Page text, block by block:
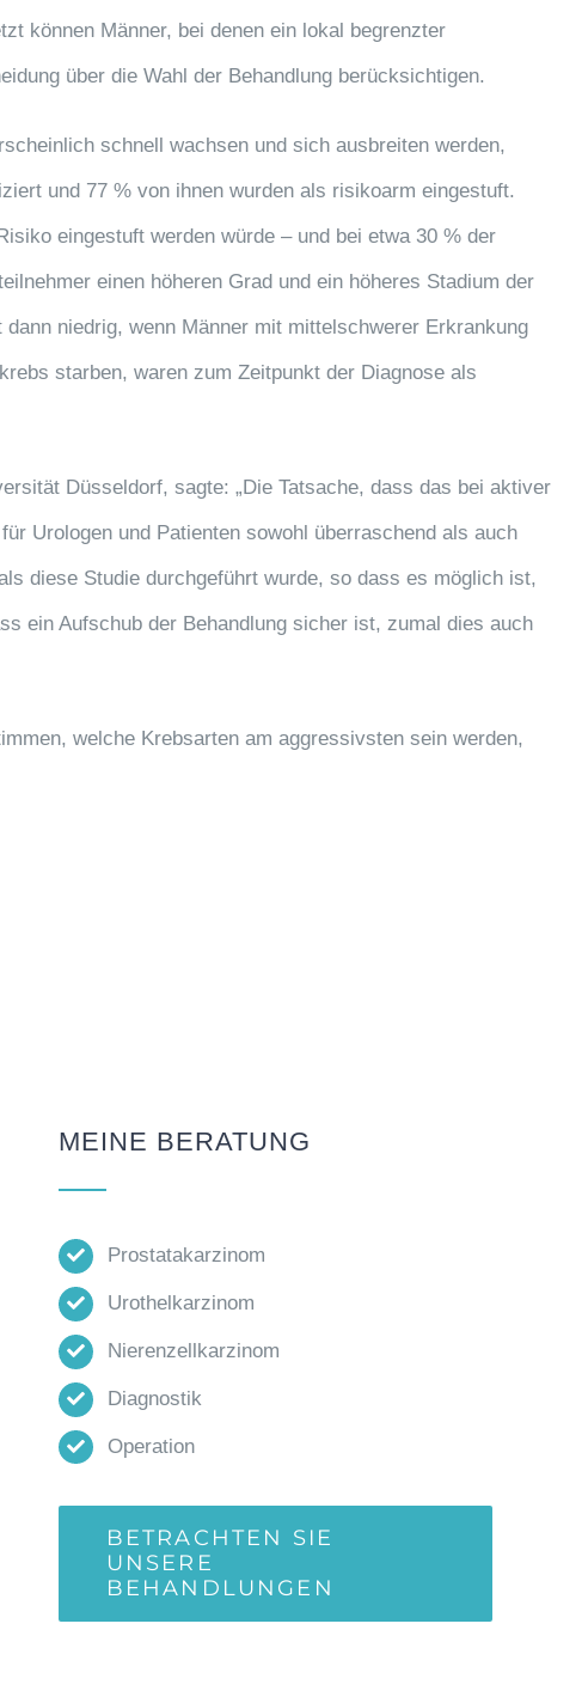
können Männer, bei denen ein lokal begrenzter
über die Wahl der Behandlung berücksichtigen.
schnell wachsen und sich ausbreiten werden,
und 77 % von ihnen wurden als risikoarm eingestuft.
eingestuft werden würde – und bei etwa 30 % der
einen höheren Grad und ein höheres Stadium der
niedrig, wenn Männer mit mittelschwerer Erkrankung
starben, waren zum Zeitpunkt der Diagnose als
Düsseldorf, sagte: „Die Tatsache, dass das bei aktiver
Urologen und Patienten sowohl überraschend als auch
diese Studie durchgeführt wurde, so dass es möglich ist,
ein Aufschub der Behandlung sicher ist, zumal dies auch
welche Krebsarten am aggressivsten sein werden,
MEINE BERATUNG
Prostatakarzinom
Urothelkarzinom
Nierenzellkarzinom
Diagnostik
Operation
BETRACHTEN SIE
UNSERE
BEHANDLUNGEN